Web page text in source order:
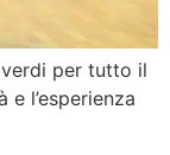
per tutto il
l’esperienza